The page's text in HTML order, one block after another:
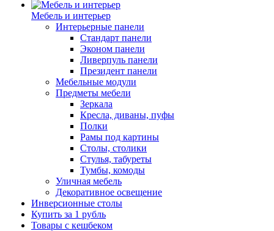
Мебель и интерьер
Интерьерные панели
Стандарт панели
Эконом панели
Ливерпуль панели
Президент панели
Мебельные модули
Предметы мебели
Зеркала
Кресла, диваны, пуфы
Полки
Рамы под картины
Столы, столики
Стулья, табуреты
Тумбы, комоды
Уличная мебель
Декоративное освещение
Инверсионные столы
Купить за 1 рубль
Товары с кешбеком